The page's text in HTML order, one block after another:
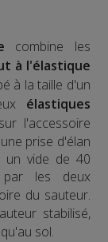
combine les
à l'élastique
à la taille d'un
élastiques
sur l'accessoire
prise d'élan
un vide de 40
les deux
du sauteur.
stabilisé,
sol.